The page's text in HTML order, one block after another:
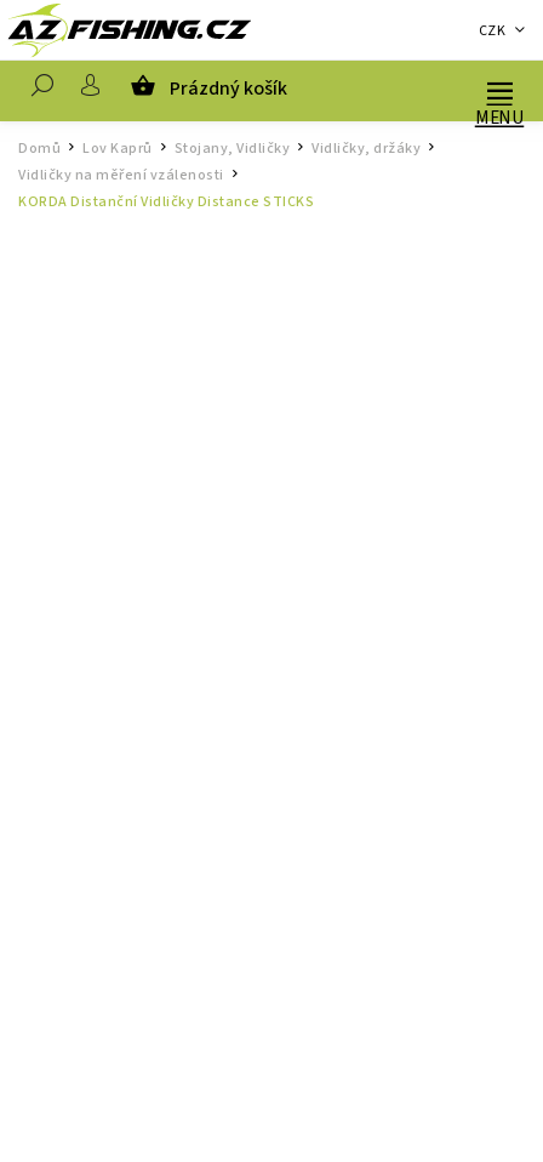
CZK
Prázdný košík
Domů / Lov Kaprů Stojany, Vidličky / Vidličky, držáky /
Vidličky na měření vzálenosti
KORDA Distanční Vidličky Distance STICKS